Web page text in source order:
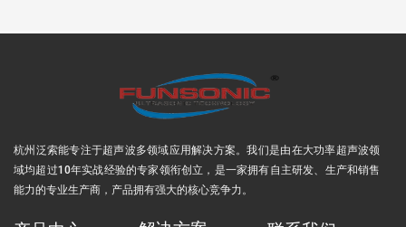
杭州泛索能专注于超声波多领域应用解决方案 。我们是由在大功率超声波领
域均超过10年实战经验的专家领衔创立，是一家拥有自主研发、生产和销售
能力的专业生产商，产品拥有强大的核心竞争力。